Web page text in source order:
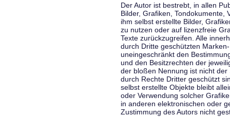
Der Autor ist bestrebt, in allen
Bilder, Grafiken, Tondokumente,
ihm selbst erstellte Bilder,
zu nutzen oder auf lizenzfreie
Texte zurückzugreifen. Alle
durch Dritte geschützten
uneingeschränkt den
und den Besitzrechten der
der bloßen Nennung ist nicht
durch Rechte Dritter geschützt
selbst erstellte Objekte bleibt
oder Verwendung solcher
in anderen elektronischen oder
Zustimmung des Autors nicht